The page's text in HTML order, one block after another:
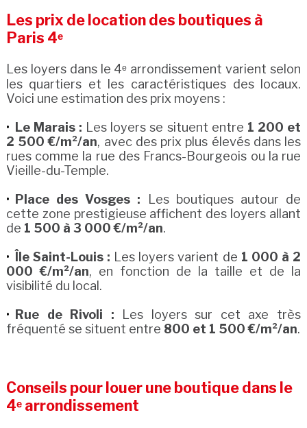
Les prix de location des boutiques à
Paris 4ᵉ
Les loyers dans le 4ᵉ arrondissement varient selon
les quartiers et les caractéristiques des locaux.
Voici une estimation des prix moyens :
Le Marais : Les loyers se situent entre 1 200 et
2 500 €/m²/an, avec des prix plus élevés dans les
rues comme la rue des Francs-Bourgeois ou la rue
Vieille-du-Temple.
Place des Vosges : Les boutiques autour de
cette zone prestigieuse affichent des loyers allant
de 1 500 à 3 000 €/m²/an.
Île Saint-Louis : Les loyers varient de 1 000 à 2
000 €/m²/an, en fonction de la taille et de la
visibilité du local.
Rue de Rivoli : Les loyers sur cet axe très
fréquenté se situent entre 800 et 1 500 €/m²/an.
Conseils pour louer une boutique dans le
4ᵉ arrondissement